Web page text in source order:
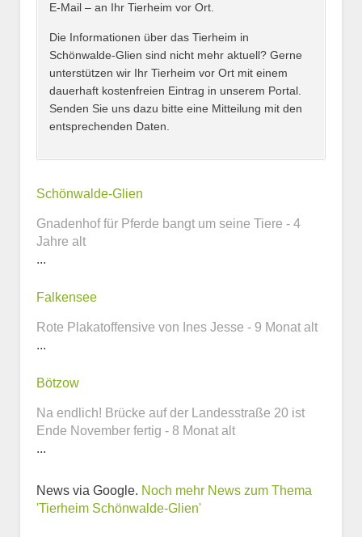
Kontaktmöglichkeiten
E-Mail-Adresse
Weitere Informationen
zum Tierheim
E-Mail – an Ihr Tierheim vor Ort.
Die Informationen über das Tierheim in
Schönwalde-Glien sind nicht mehr aktuell? Gerne
unterstützen wir Ihr Tierheim vor Ort mit einem
dauerhaft kostenfreien Eintrag in unserem Portal.
Senden Sie uns dazu bitte eine Mitteilung mit den
entsprechenden Daten.
Schönwalde-Glien
Gnadenhof für Pferde bangt um seine Tiere - 4
Jahre alt
...
Falkensee
Rote Plakatoffensive von Ines Jesse - 9 Monat alt
...
Bötzow
Na endlich! Brücke auf der Landesstraße 20 ist
Ende November fertig - 8 Monat alt
...
News via Google. Noch mehr News zum Thema
'Tierheim Schönwalde-Glien'